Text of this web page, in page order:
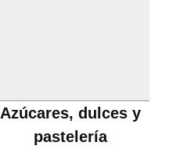
Azúcares, dulces y
pastelería